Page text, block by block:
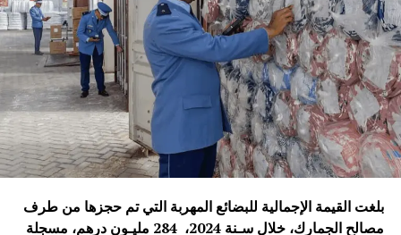
بلغت القيمة الإجمالية للبضائع المهربة التي تم حجزها من طرف
مصالح الجمارك، خلال سـنة 2024، 284 مليـون درهم، مسجلة